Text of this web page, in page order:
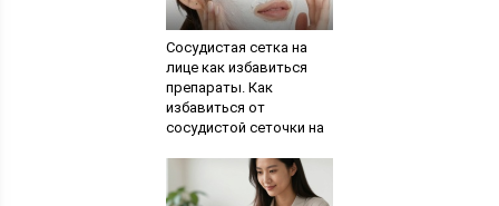
Сосудистая сетка на
лице как избавиться
препараты. Как
избавиться от
сосудистой сеточки на